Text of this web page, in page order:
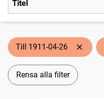
Titel
Till 1911-04-26
Rensa alla filter